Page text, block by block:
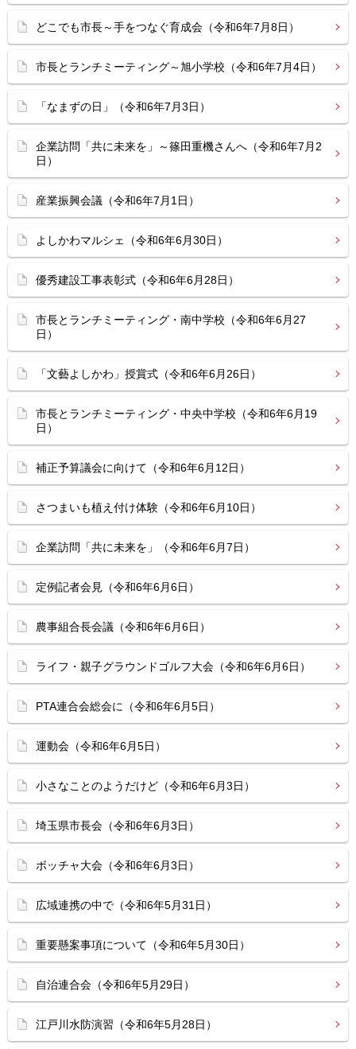
どこでも市長～手をつなぐ育成会（令和6年7月8日）
市長とランチミーティング～旭小学校（令和6年7月4日）
「なまずの日」（令和6年7月3日）
企業訪問「共に未来を」～篠田重機さんへ（令和6年7月2
日）
産業振興会議（令和6年7月1日）
よしかわマルシェ（令和6年6月30日）
優秀建設工事表彰式（令和6年6月28日）
市長とランチミーティング・南中学校（令和6年6月27
日）
「文藝よしかわ」授賞式（令和6年6月26日）
市長とランチミーティング・中央中学校（令和6年6月19
日）
補正予算議会に向けて（令和6年6月12日）
さつまいも植え付け体験（令和6年6月10日）
企業訪問「共に未来を」（令和6年6月7日）
定例記者会見（令和6年6月6日）
農事組合長会議（令和6年6月6日）
ライフ・親子グラウンドゴルフ大会（令和6年6月6日）
PTA連合会総会に（令和6年6月5日）
運動会（令和6年6月5日）
小さなことのようだけど（令和6年6月3日）
埼玉県市長会（令和6年6月3日）
ボッチャ大会（令和6年6月3日）
広域連携の中で（令和6年5月31日）
重要懸案事項について（令和6年5月30日）
自治連合会（令和6年5月29日）
江戸川水防演習（令和6年5月28日）